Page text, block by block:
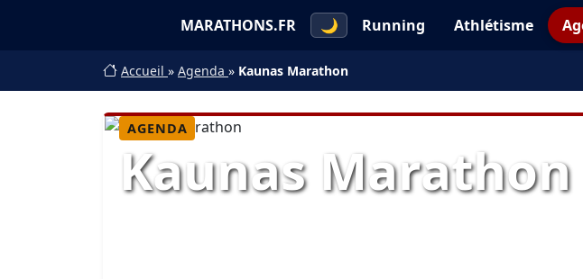
MARATHONS.FR 🌙 Running Athlétisme
Accueil » Agenda » Kaunas Marathon
AGENDA
Kaunas Marathon